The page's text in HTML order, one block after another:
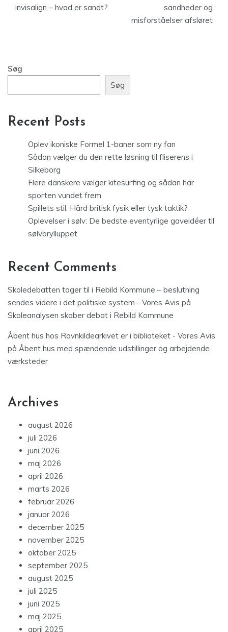
invisalign – hvad er sandt?
sandheder og
misforståelser afsløret
Søg
Søg
Recent Posts
Oplev ikoniske Formel 1-baner som ny fan
Sådan vælger du den rette løsning til fliserens i
Silkeborg
Flere danskere vælger kitesurfing og sådan har
sporten vundet frem
Spillets stil: Hård britisk fysik eller tysk taktik?
Oplevelser i sølv: De bedste eventyrlige gaveidéer til
sølvbrylluppet
Recent Comments
Skoledebatten tager til i Rebild Kommune – beslutning
sendes videre i det politiske system - Vores Avis på
Skoleanalysen skaber debat i Rebild Kommune
Åbent hus hos Ravnkildearkivet er i biblioteket - Vores Avis
på Åbent hus med spændende udstillinger og arbejdende
værksteder
Archives
august 2026
juli 2026
juni 2026
maj 2026
april 2026
marts 2026
februar 2026
januar 2026
december 2025
november 2025
oktober 2025
september 2025
august 2025
juli 2025
juni 2025
maj 2025
april 2025